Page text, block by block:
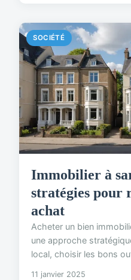
SOCIÉTÉ
Immobilier à
stratégies pour
achat
Acheter un bien
une approche
local, choisir les bons
11 janvier 2025